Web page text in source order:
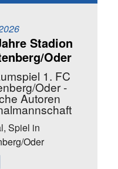
Stadion
Oder
1. FC
Oder -
Autoren
Spiel in
Oder